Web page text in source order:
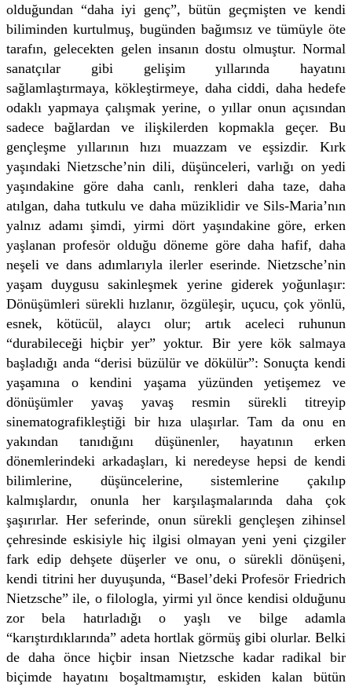
olduğundan “daha iyi genç”, bütün geçmişten ve kendi
biliminden kurtulmuş, bugünden bağımsız ve tümüyle öte
tarafın, gelecekten gelen insanın dostu olmuştur. Normal
sanatçılar gibi gelişim yıllarında hayatını
sağlamlaştırmaya, kökleştirmeye, daha ciddi, daha hedefe
odaklı yapmaya çalışmak yerine, o yıllar onun açısından
sadece bağlardan ve ilişkilerden kopmakla geçer. Bu
gençleşme yıllarının hızı muazzam ve eşsizdir. Kırk
yaşındaki Nietzsche’nin dili, düşünceleri, varlığı on yedi
yaşındakine göre daha canlı, renkleri daha taze, daha
atılgan, daha tutkulu ve daha müziklidir ve Sils-Maria’nın
yalnız adamı şimdi, yirmi dört yaşındakine göre, erken
yaşlanan profesör olduğu döneme göre daha hafif, daha
neşeli ve dans adımlarıyla ilerler eserinde. Nietzsche’nin
yaşam duygusu sakinleşmek yerine giderek yoğunlaşır:
Dönüşümleri sürekli hızlanır, özgüleşir, uçucu, çok yönlü,
esnek, kötücül, alaycı olur; artık aceleci ruhunun
“durabileceği hiçbir yer” yoktur. Bir yere kök salmaya
başladığı anda “derisi büzülür ve dökülür”: Sonuçta kendi
yaşamına o kendini yaşama yüzünden yetişemez ve
dönüşümler yavaş yavaş resmin sürekli titreyip
sinematografikleştiği bir hıza ulaşırlar. Tam da onu en
yakından tanıdığını düşünenler, hayatının erken
dönemlerindeki arkadaşları, ki neredeyse hepsi de kendi
bilimlerine, düşüncelerine, sistemlerine çakılıp
kalmışlardır, onunla her karşılaşmalarında daha çok
şaşırırlar. Her seferinde, onun sürekli gençleşen zihinsel
çehresinde eskisiyle hiç ilgisi olmayan yeni yeni çizgiler
fark edip dehşete düşerler ve onu, o sürekli dönüşeni,
kendi titrini her duyuşunda, “Basel’deki Profesör Friedrich
Nietzsche” ile, o filologla, yirmi yıl önce kendisi olduğunu
zor bela hatırladığı o yaşlı ve bilge adamla
“karıştırdıklarında” adeta hortlak görmüş gibi olurlar. Belki
de daha önce hiçbir insan Nietzsche kadar radikal bir
biçimde hayatını boşaltmamıştır, eskiden kalan bütün